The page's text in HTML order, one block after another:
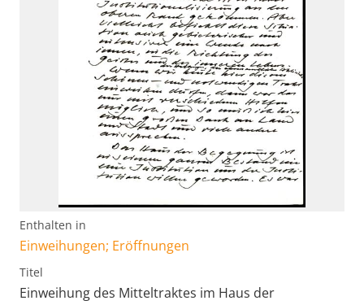
Enthalten in
Einweihungen; Eröffnungen
Titel
Einweihung des Mitteltraktes im Haus der